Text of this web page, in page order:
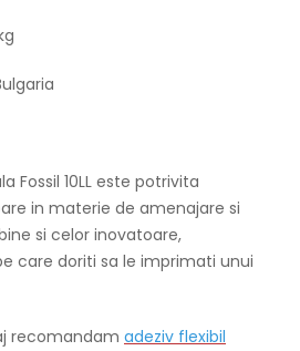
Fossil 10LL este potrivita
in materie de amenajare si
si celor inovatoare,
care doriti sa le imprimati unui
recomandam adeziv flexibil